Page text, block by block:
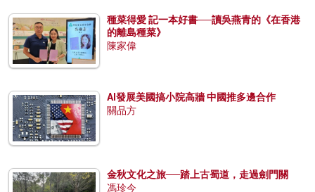
種菜得愛 記一本好書──讀吳燕青的《在香港
的離島種菜》
陳家偉
AI發展美國搞小院高牆 中國推多邊合作
關品方
金秋文化之旅──踏上古蜀道，走過劍門關
馮珍今